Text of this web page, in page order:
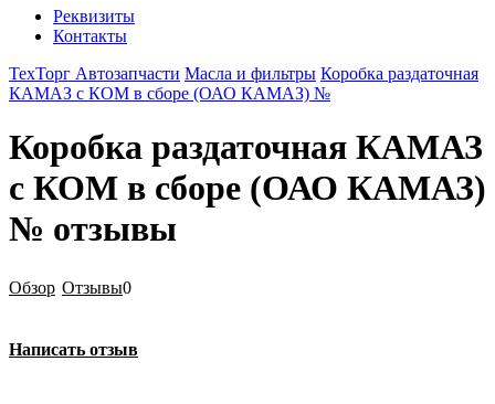
Реквизиты
Контакты
ТехТорг Автозапчасти Масла и фильтры Коробка раздаточная
КАМАЗ с КОМ в сборе (ОАО КАМАЗ) №
Коробка раздаточная КАМАЗ
с КОМ в сборе (ОАО КАМАЗ)
№ отзывы
Обзор Отзывы0
Написать отзыв